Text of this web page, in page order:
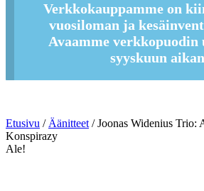
Verkkokauppamme on
vuosiloman ja
Avaamme verkkopuodin
syyskuun
Etusivu /Äänitteet/ Joonas Widenius Trio:
Konspirazy
Ale!